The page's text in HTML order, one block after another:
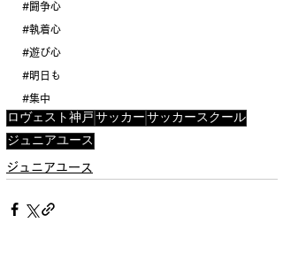
#闘争心
#執着心
#遊び心
#明日も
#集中
ロヴェスト神戸サッカーサッカースクール
ジュニアユース
ジュニアユース